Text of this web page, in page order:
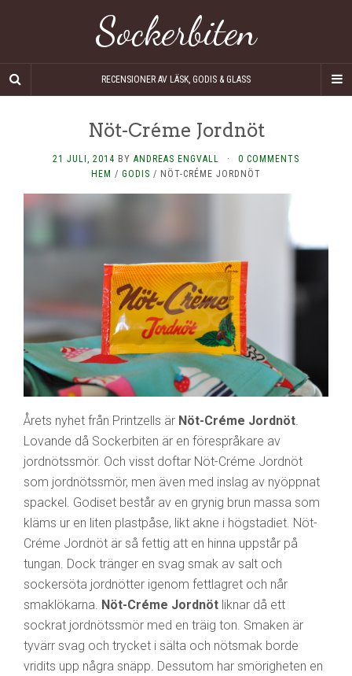
Sockerbiten
RECENSIONER AV LÄSK, GODIS & GLASS
Nöt-Créme Jordnöt
21 JULI, 2014 BY ANDREAS ENGVALL ·
0 COMMENTS
HEM / GODIS / NÖT-CRÉME JORDNÖT
Årets nyhet från Printzells är Nöt-Créme Jordnöt
Lovande då Sockerbiten är en förespråkare av
jordnötssmör. Och visst doftar Nöt-Créme Jordnöt
som jordnötssmör, men även med inslag av nyöppnat
spackel. Godiset består av en grynig brun massa som
kläms ur en liten plastpåse, likt akne i högstadiet. Nöt-
Créme Jordnöt är så fettig att en hinna uppstår på
tungan. Dock tränger en svag smak av salt och
sockersöta jordnötter igenom fettlagret och når
smaklökarna. Nöt-Créme Jordnöt liknar då ett
sockrat jordnötssmör med en träig ton. Smaken är
tyvärr svag och trycket i sälta och nötsmak borde
vridits upp några snäpp. Dessutom har smörigheten en